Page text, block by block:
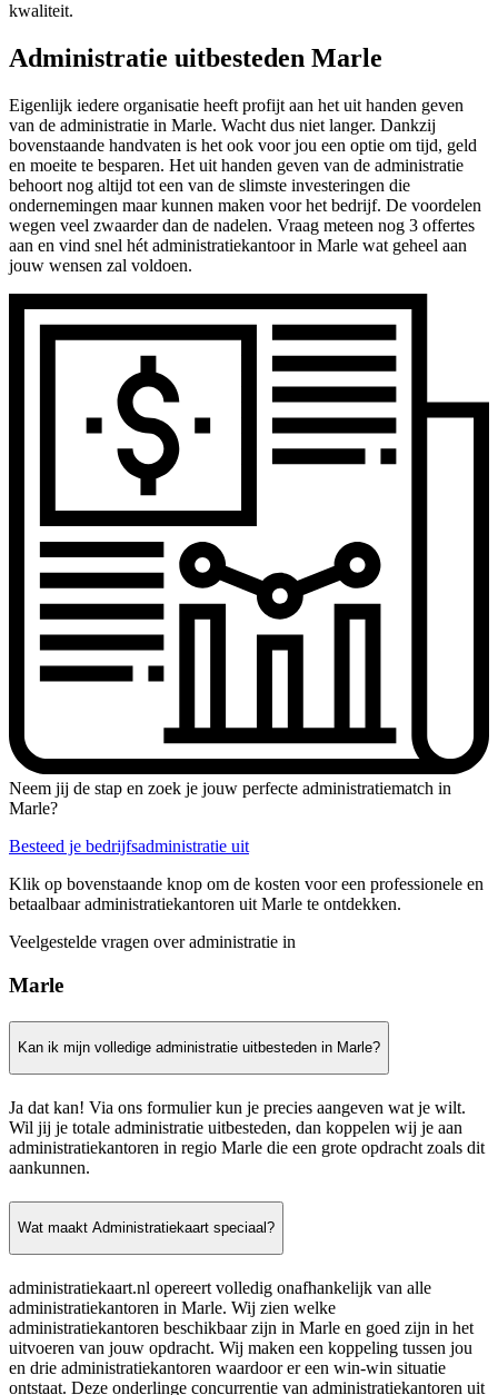
kwaliteit.
Administratie uitbesteden Marle
Eigenlijk iedere organisatie heeft profijt aan het uit handen geven
van de administratie in Marle. Wacht dus niet langer. Dankzij
bovenstaande handvaten is het ook voor jou een optie om tijd, geld
en moeite te besparen. Het uit handen geven van de administratie
behoort nog altijd tot een van de slimste investeringen die
ondernemingen maar kunnen maken voor het bedrijf. De voordelen
wegen veel zwaarder dan de nadelen. Vraag meteen nog 3 offertes
aan en vind snel hét administratiekantoor in Marle wat geheel aan
jouw wensen zal voldoen.
Neem jij de stap en zoek je jouw perfecte administratiematch in
Marle?
Besteed je bedrijfsadministratie uit
Klik op bovenstaande knop om de kosten voor een professionele en
betaalbaar administratiekantoren uit Marle te ontdekken.
Veelgestelde vragen over administratie in
Marle
Kan ik mijn volledige administratie uitbesteden in Marle?
Ja dat kan! Via ons formulier kun je precies aangeven wat je wilt.
Wil jij je totale administratie uitbesteden, dan koppelen wij je aan
administratiekantoren in regio Marle die een grote opdracht zoals dit
aankunnen.
Wat maakt Administratiekaart speciaal?
administratiekaart.nl opereert volledig onafhankelijk van alle
administratiekantoren in Marle. Wij zien welke
administratiekantoren beschikbaar zijn in Marle en goed zijn in het
uitvoeren van jouw opdracht. Wij maken een koppeling tussen jou
en drie administratiekantoren waardoor er een win-win situatie
ontstaat. Deze onderlinge concurrentie van administratiekantoren uit